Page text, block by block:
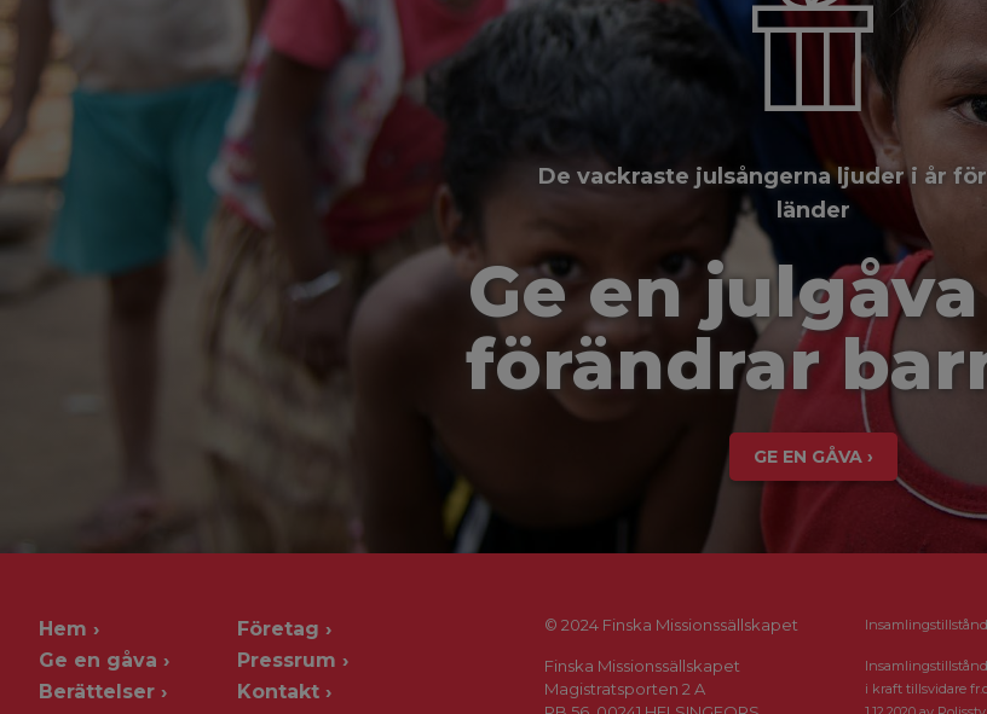
De vackraste julsångerna ljuder i år
länder
Ge en
förändrar
GE EN GÅVA ›
Hem
Ge en gåva
Berättelser
Företag
Pressrum
Kontakt
© 2024 Finska Missionssällskapet
Finska Missionssällskapet
Magistratsporten 2 A
i kraft tillsvidare